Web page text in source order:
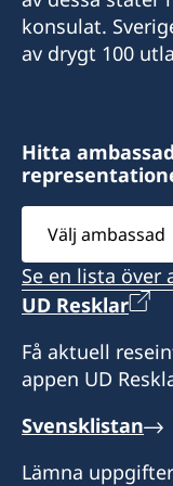
konsulat.
av drygt 100
Hitta
Välj
ambassad
Se en lista över
UD Resklar
Få aktuell
appen UD
Svensklistan
Lämna